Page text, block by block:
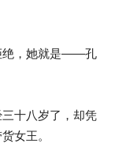
绝，她就是——孔
十八岁了，却凭
女王。